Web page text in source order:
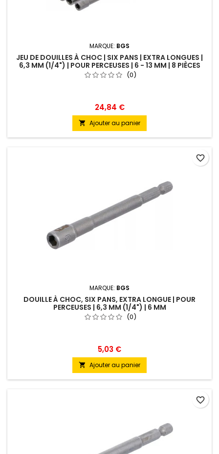
MARQUE: BGS
JEU DE DOUILLES À CHOC | SIX PANS | EXTRA LONGUES |
6,3 MM (1/4") | POUR PERCEUSES | 6 - 13 MM | 8 PIÈCES
(0)
24,84 €
 Ajouter au panier
MARQUE: BGS
DOUILLE À CHOC, SIX PANS, EXTRA LONGUE | POUR
PERCEUSES | 6,3 MM (1/4") | 6 MM
(0)
5,03 €
 Ajouter au panier
favorite_border
favorite_border